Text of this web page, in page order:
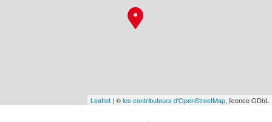
Leaflet | ©les contributeurs d'OpenStreetMap, licence ODbL